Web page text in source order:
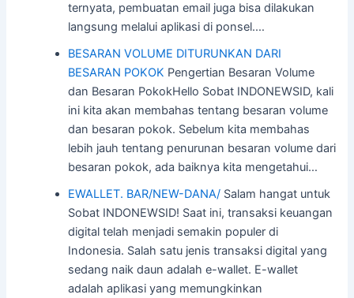
ternyata, pembuatan email juga bisa dilakukan
langsung melalui aplikasi di ponsel.…
BESARAN VOLUME DITURUNKAN DARI
BESARAN POKOK Pengertian Besaran Volume
dan Besaran PokokHello Sobat INDONEWSID, kali
ini kita akan membahas tentang besaran volume
dan besaran pokok. Sebelum kita membahas
lebih jauh tentang penurunan besaran volume dari
besaran pokok, ada baiknya kita mengetahui…
EWALLET. BAR/NEW-DANA/ Salam hangat untuk
Sobat INDONEWSID! Saat ini, transaksi keuangan
digital telah menjadi semakin populer di
Indonesia. Salah satu jenis transaksi digital yang
sedang naik daun adalah e-wallet. E-wallet
adalah aplikasi yang memungkinkan